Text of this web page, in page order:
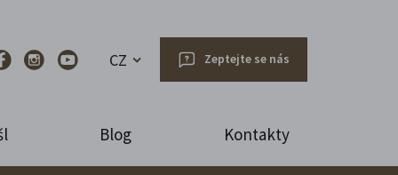
CZ Zeptejte se nás
Blog Kontakty